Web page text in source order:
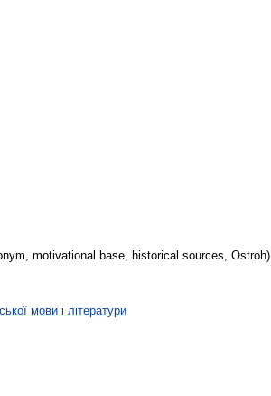
motivational base, historical sources, Ostroh)
мови і літератури